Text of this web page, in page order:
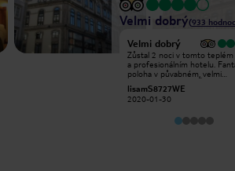
Velmi dobrý(933
v tomto hotelu na
Velmi dobrý
Zůstal 2 noci v tomto teplém
a profesionálním hotelu.
poloha v půvabném, velmi
na náš pokoj, ano, nebyl to
pokoj a trochu hlučný, ale při
od vnějších a dalších hostů.
lisamS8727WE
2020-01-30